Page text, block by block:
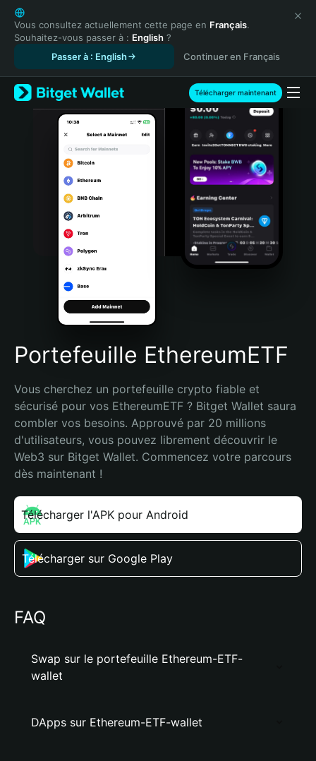
English
日本語
Tiếng Việt
Español (Latinoamérica)
Türkçe
Italiano
Português (Portugal)
Bahasa Indonesia
Português (Brasil)
Español (Argentina)
Vous consultez actuellement cette page en Français.
Souhaitez-vous passer à : English ?
Passer à : English
Continuer en Français
Télécharger maintenant
Portefeuille EthereumETF
Vous cherchez un portefeuille crypto fiable et
sécurisé pour vos EthereumETF ? Bitget Wallet saura
combler vos besoins. Approuvé par 20 millions
d'utilisateurs, vous pouvez librement découvrir le
Web3 sur Bitget Wallet. Commencez votre parcours
dès maintenant !
Télécharger l'APK pour Android
Télécharger sur Google Play
FAQ
Swap sur le portefeuille Ethereum-ETF-
wallet
DApps sur Ethereum-ETF-wallet